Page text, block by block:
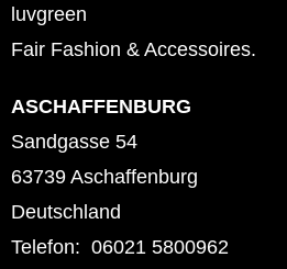
luvgreen
Fair Fashion & Accessoires.
ASCHAFFENBURG
Sandgasse 54
63739 Aschaffenburg
Deutschland
Telefon: 06021 5800962